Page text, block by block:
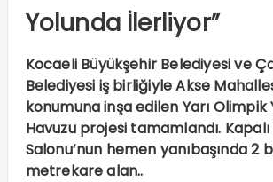
Yolunda İlerliyor”
Kocaeli Büyükşehir Belediyesi ve
Belediyesi iş birliğiyle Akse
konumuna inşa edilen Yarı Olimpik
Havuzu projesi tamamlandı.
Salonu’nun hemen yanıbaşında 2
metrekare alan..